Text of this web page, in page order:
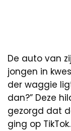
De auto van
jongen in
der waggie
dan?” Deze
gezorgd dat
ging op TikTok.